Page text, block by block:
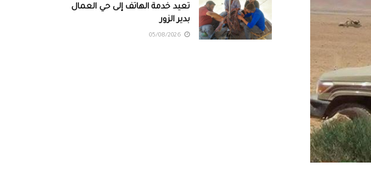
تعيد خدمة الهاتف إلى حي العمال
بدير الزور